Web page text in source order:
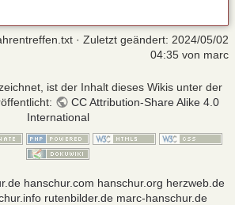
· Zuletzt geändert: 2024/05/02
04:35 von marc
ist der Inhalt dieses Wikis unter der
CC Attribution-Share Alike 4.0
International
hanschur.com hanschur.org herzweb.de
rutenbilder.de marc-hanschur.de